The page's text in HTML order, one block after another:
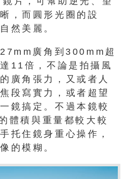
，而圓形光圈的設
然美麗。
廣角到300mm超
11倍，不論是拍攝風
廣角張力，又或者人
段寫實力，或者超望
鏡搞定。不過本鏡較
體積與重量都較大較
托住鏡身重心操作，
的模糊。